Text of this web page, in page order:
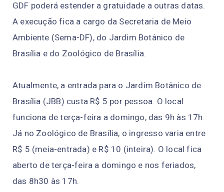
GDF poderá estender a gratuidade a outras datas.
A execução fica a cargo da Secretaria de Meio
Ambiente (Sema-DF), do Jardim Botânico de
Brasília e do Zoológico de Brasília.
Atualmente, a entrada para o Jardim Botânico de
Brasília (JBB) custa R$ 5 por pessoa. O local
funciona de terça-feira a domingo, das 9h às 17h.
Já no Zoológico de Brasília, o ingresso varia entre
R$ 5 (meia-entrada) e R$ 10 (inteira). O local fica
aberto de terça-feira a domingo e nos feriados,
das 8h30 às 17h.